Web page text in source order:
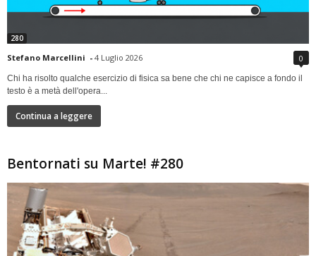
280
Stefano Marcellini - 4 Luglio 2026 0
Chi ha risolto qualche esercizio di fisica sa bene che chi ne capisce a fondo il
testo è a metà dell'opera...
Continua a leggere
Bentornati su Marte! #280